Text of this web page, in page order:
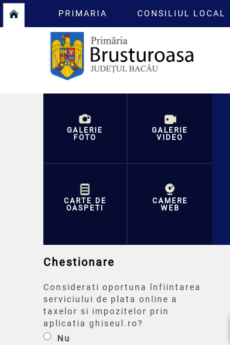
PRIMARIA CONSILIUL LOCAL
GALERIE
FOTO
GALERIE
VIDEO
CARTE DE
OASPETI
CAMERE
WEB
Chestionare
Considerati oportuna înfiintarea
serviciului de plata online a
taxelor si impozitelor prin
aplicatia ghiseul.ro?
Nu